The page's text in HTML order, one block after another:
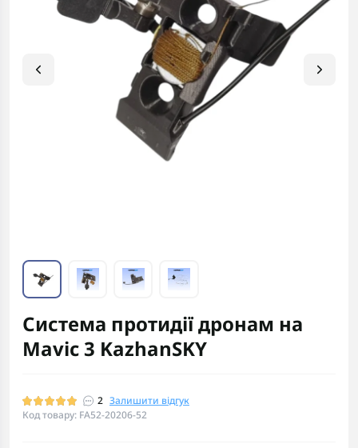
Система протидії дронам на
Mavic 3 KazhanSKY
2 Залишити відгук
Код товару: FA52-20206-52